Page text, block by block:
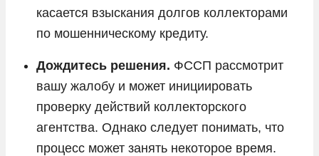
касается взыскания долгов коллекторами
по мошенническому кредиту.
Дождитесь решения. ФССП рассмотрит
вашу жалобу и может инициировать
проверку действий коллекторского
агентства. Однако следует понимать, что
процесс может занять некоторое время.